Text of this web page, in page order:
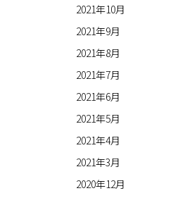
2021年10月
2021年9月
2021年8月
2021年7月
2021年6月
2021年5月
2021年4月
2021年3月
2020年12月